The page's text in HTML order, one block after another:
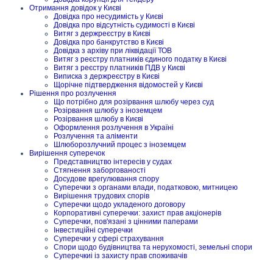
Отримання довідок у Києві
Довідка про несудимість у Києві
Довідка про відсутність судимості в Києві
Витяг з держреєстру в Києві
Довідка про банкрутство в Києві
Довідка з архіву при ліквідації ТОВ
Витяг з реєстру платників єдиного податку в Києві
Витяг з реєстру платників ПДВ у Києві
Виписка з держреєстру в Києві
Щорічне підтвердження відомостей у Києві
Рішення про розлучення
Що потрібно для розірвання шлюбу через суд
Розірвання шлюбу з іноземцем
Розірвання шлюбу в Києві
Оформлення розлучення в Україні
Розлучення та аліменти
Шлюборозлучний процес з іноземцем
Вирішення суперечок
Представництво інтересів у судах
Стягнення заборгованості
Досудове врегулювання спору
Суперечки з органами влади, податковою, митницею
Вирішення трудових спорів
Суперечки щодо укладеного договору
Корпоративні суперечки: захист прав акціонерів
Суперечки, пов'язані з цінними паперами
Інвестиційні суперечки
Суперечки у сфері страхування
Спори щодо будівництва та нерухомості, земельні спори
Суперечкиі із захисту прав споживачів